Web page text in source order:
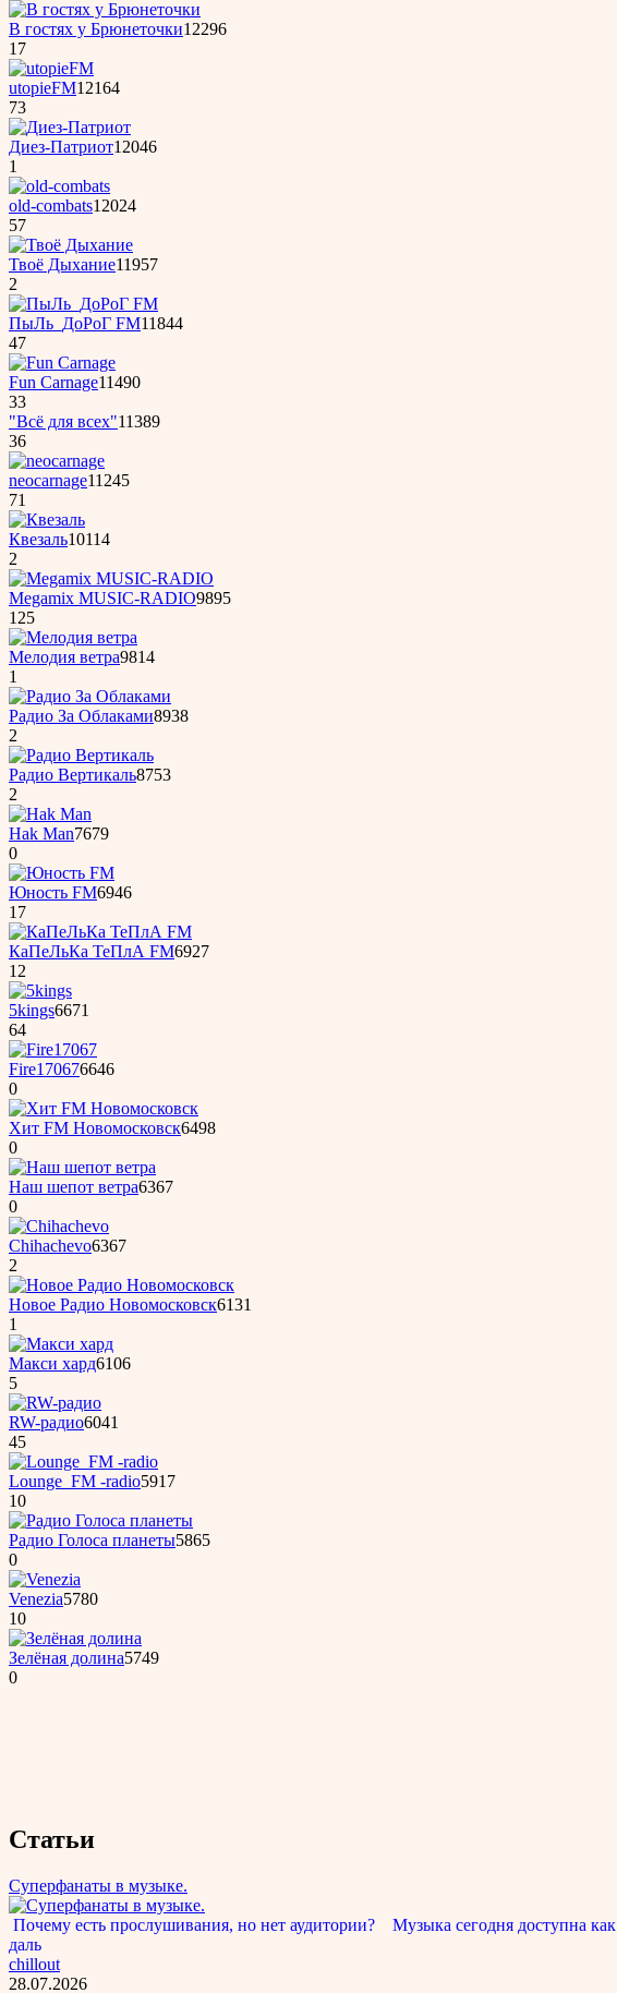
B гостях у Бpюнеточки12296
17
utopieFM12164
73
Диез-Патриот12046
1
old-combats12024
57
Твоё Дыхание11957
2
ПыЛь_ДоРоГ FM11844
47
Fun Carnage11490
33
"Всё для всех"11389
36
neocarnage11245
71
Квезаль10114
2
Megamix MUSIC-RADIO9895
125
Мелодия ветра9814
1
Радио За Облаками8938
2
Радио Вертикаль8753
2
Hak Man7679
0
Юность FM6946
17
КаПеЛьКа ТеПлА FM6927
12
5kings6671
64
Fire170676646
0
Хит FM Новомосковск6498
0
Наш шепот ветра6367
0
Chihachevo6367
2
Новое Радио Новомосковск6131
1
Макси хард6106
5
RW-радио6041
45
Lounge_FM -radio5917
10
Радио Голоса планеты5865
0
Venezia5780
10
Зелёная долина5749
0
Статьи
Суперфанаты в музыке.
Почему есть прослушивания, но нет аудитории? Музыка сегодня доступна
даль
chillout
28.07.2026